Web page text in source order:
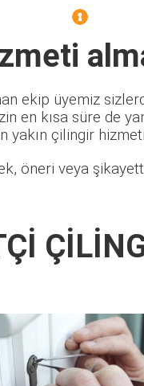
ekip üyemiz
kısa süre de
çilingir
öneri veya